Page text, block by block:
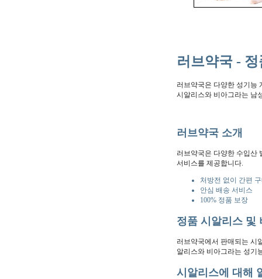
러브약국 -
러브약국은 다양한 성기능
시알리스와 비아그라는 남
러브약국 소개
러브약국은 다양한 수입산
서비스를 제공합니다.
처방전 없이 간편
안심 배송 서비스
100% 정품 보장
정품 시알리스 및
러브약국에서 판매되는 시
알리스와 비아그라는 성기
시알리스에 대해